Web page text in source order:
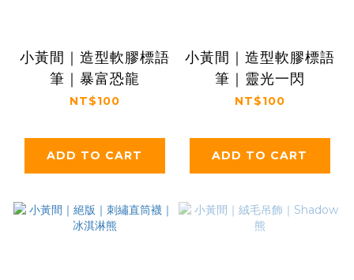
小黃間｜造型軟膠標語
筆｜暴富恐龍
NT$100
ADD TO CART
小黃間｜造型軟膠標語
筆｜靈光一閃
NT$100
ADD TO CART